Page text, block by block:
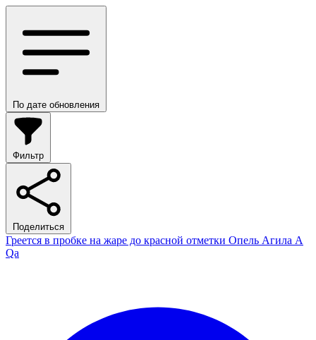
По дате обновления
Фильтр
Поделиться
Греется в пробке на жаре до красной отметки Опель Агила А
Qa